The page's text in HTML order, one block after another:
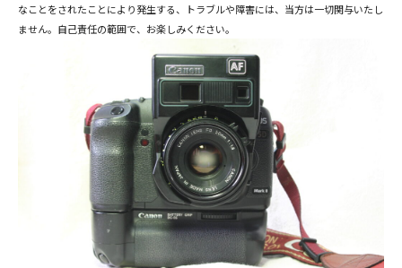
なことをされたことにより発生する、トラブルや障害には、当方は一切関与いたし
ません。自己責任の範囲で、お楽しみください。